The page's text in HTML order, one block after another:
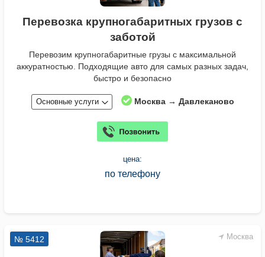
Перевозка крупногабаритных грузов с
заботой
Перевозим крупногабаритные грузы с максимальной
аккуратностью. Подходящие авто для самых разных задач,
быстро и безопасно
Основные услуги Москва → Давлеканово
цена:
по телефону
Москва
№ 5412